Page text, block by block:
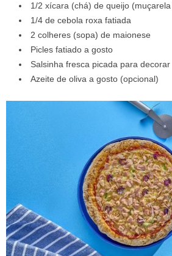
1/2 xícara (chá) de queijo
1/4 de cebola roxa fatiada
2 colheres (sopa) de maionese
Picles fatiado a gosto
Salsinha fresca picada para decorar
Azeite de oliva a gosto (opcional)